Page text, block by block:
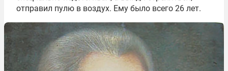
отправил пулю в воздух. Ему было всего 26 лет.